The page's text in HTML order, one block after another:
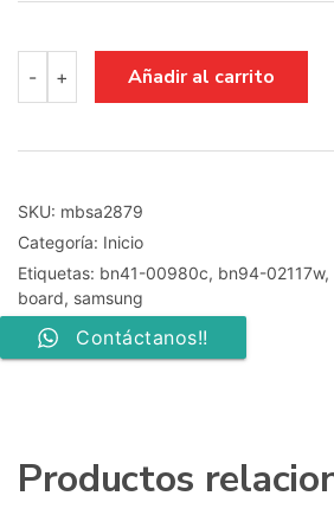
-
board
bn41-
bn94-
SAMSUNG
LE32A336J1D
cantidad
+ Añadir al carrito
SKU: mbsa2879
Categoría: Inicio
Etiquetas: bn41-00980c, bn94-02117w,
board, samsung
Contáctanos!!
Productos